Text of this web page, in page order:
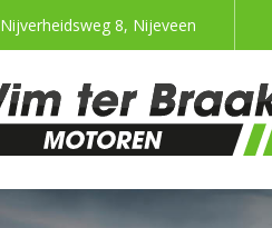
Nijverheidsweg 8, Nijeveen